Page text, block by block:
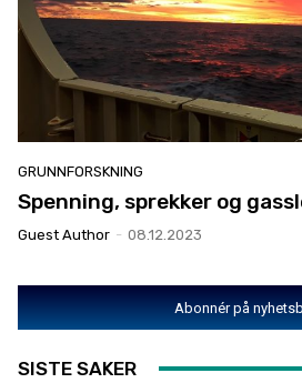
GRUNNFORSKNING
Spenning, sprekker og
Guest Author - 08.12.2023
Abonnér på
SISTE SAKER